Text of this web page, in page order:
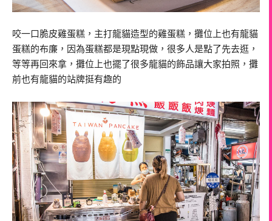
咬一口脆皮雞蛋糕，主打龍貓造型的雞蛋糕，攤位上也有龍貓
蛋糕的布廉，因為蛋糕都是現點現做，很多人是點了先去逛，
等等再回來拿，攤位上也擺了很多龍貓的飾品讓大家拍照，攤
前也有龍貓的站牌挺有趣的